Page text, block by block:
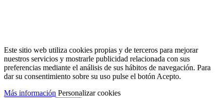
Este sitio web utiliza cookies propias y de terceros para mejorar
nuestros servicios y mostrarle publicidad relacionada con sus
preferencias mediante el análisis de sus hábitos de navegación. Para
dar su consentimiento sobre su uso pulse el botón Acepto.
Más información Personalizar cookies